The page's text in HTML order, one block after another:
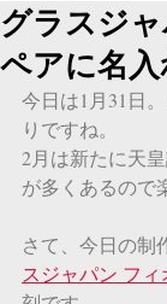
グラスジ
ペアに名
今日は1月31日
りですね。
2月は新たに天
が多くあるので
さて、今日の制
スジャパン フィ